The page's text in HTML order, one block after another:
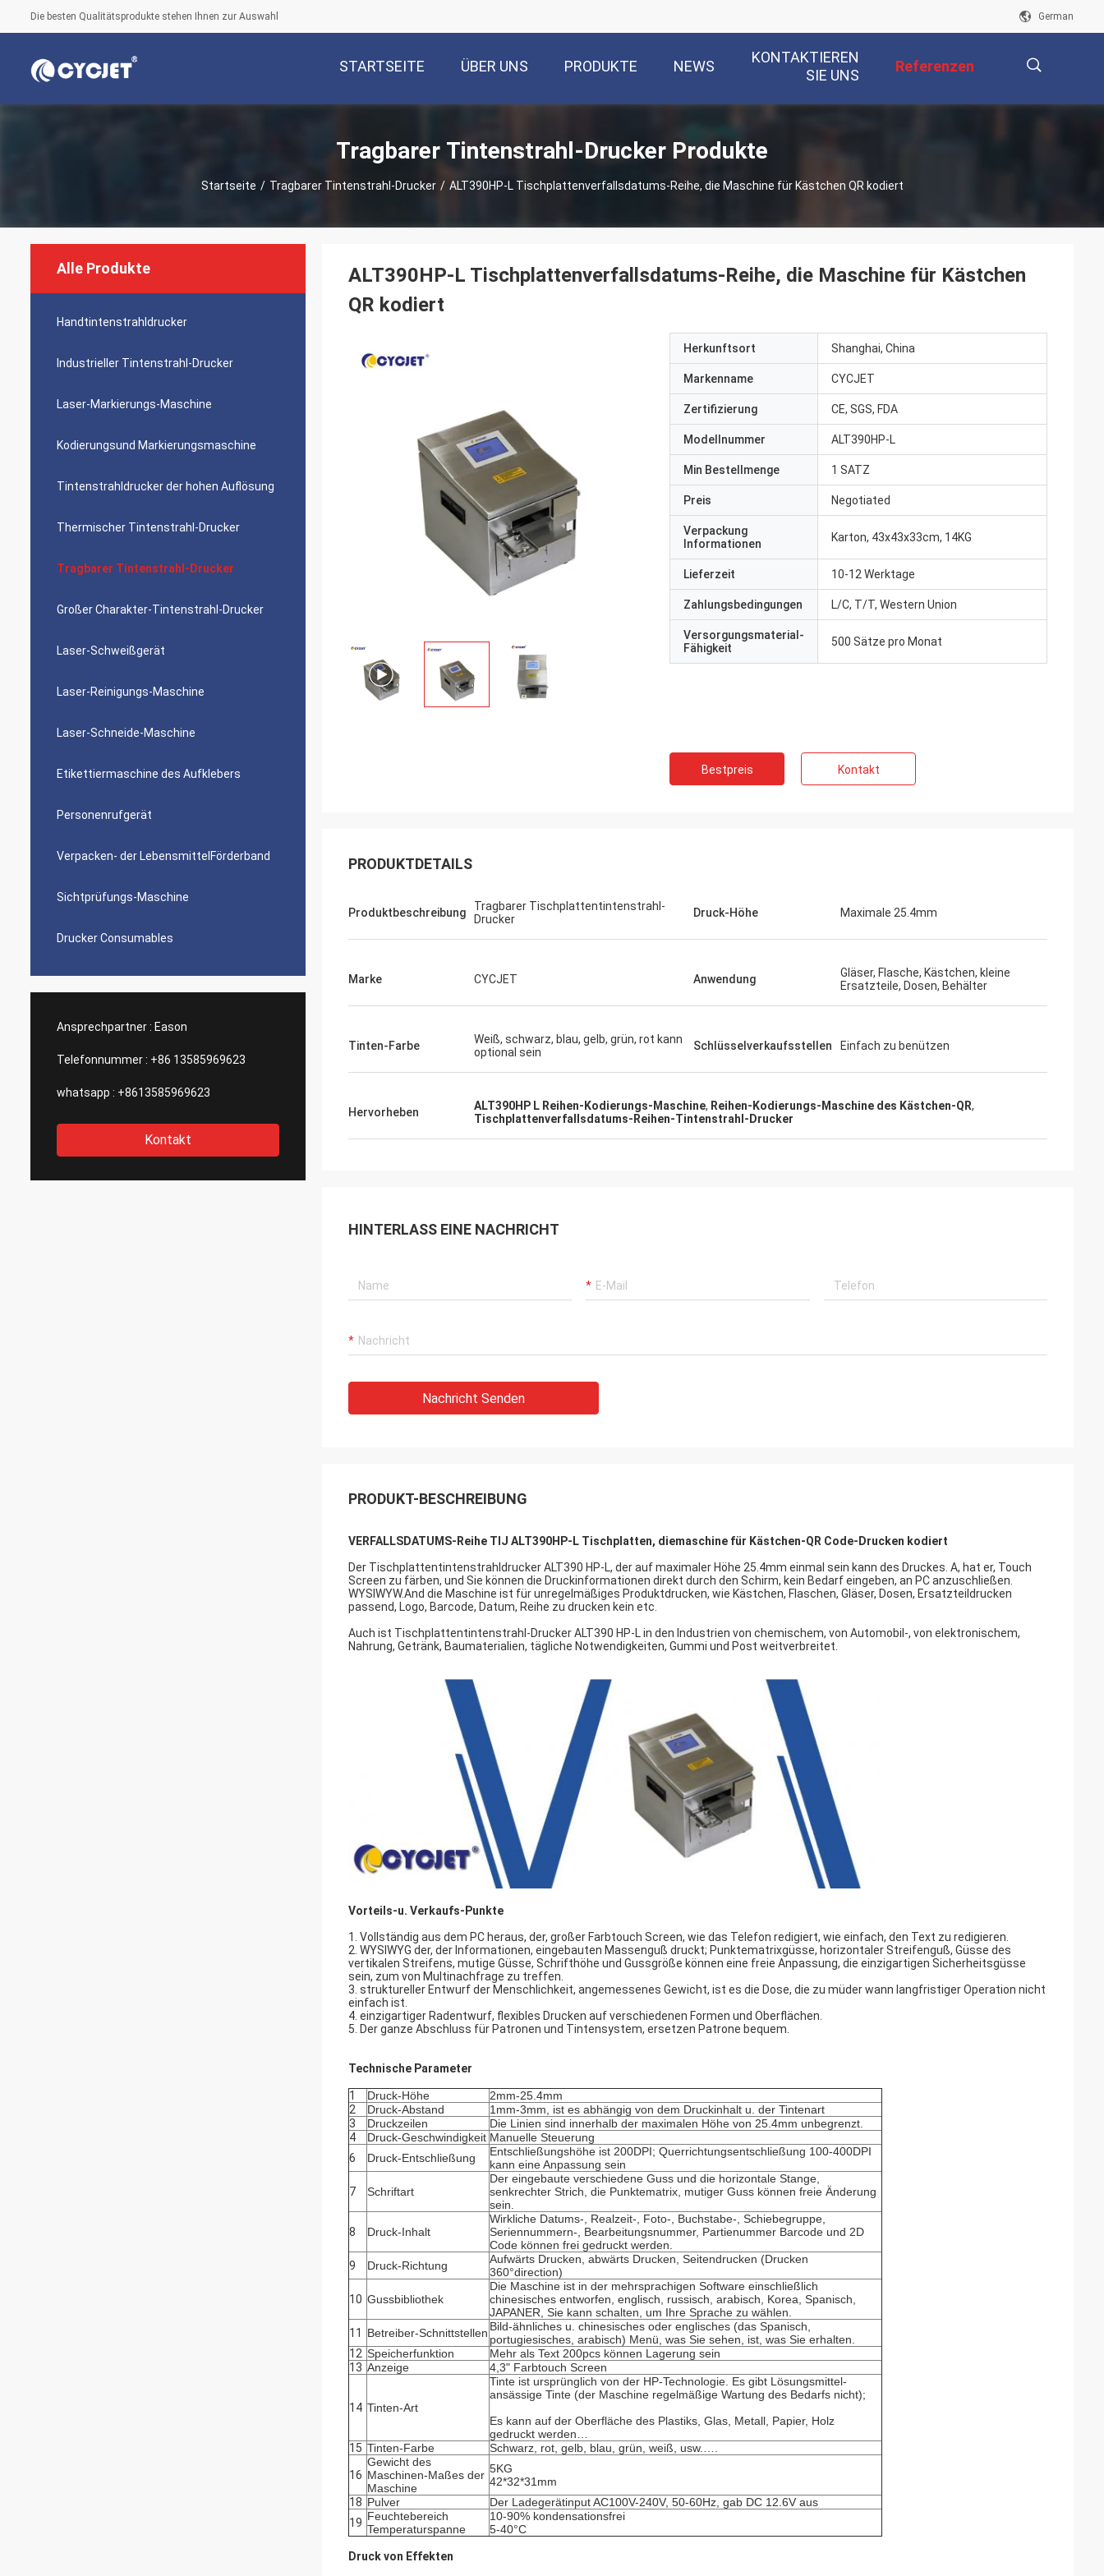
Die besten Qualitätsprodukte stehen Ihnen zur Auswahl German
STARTSEITE ÜBER UNS PRODUKTE NEWS
KONTAKTIEREN
SIE UNS
Referenzen
Tragbarer Tintenstrahl-Drucker Produkte
Startseite / Tragbarer Tintenstrahl-Drucker / ALT390HP-L Tischplattenverfallsdatums-Reihe, die Maschine für Kästchen QR kodiert
Alle Produkte
Handtintenstrahldrucker
Industrieller Tintenstrahl-Drucker
Laser-Markierungs-Maschine
Kodierungsund Markierungsmaschine
Tintenstrahldrucker der hohen Auflösung
Thermischer Tintenstrahl-Drucker
Tragbarer Tintenstrahl-Drucker
Großer Charakter-Tintenstrahl-Drucker
Laser-Schweißgerät
Laser-Reinigungs-Maschine
Laser-Schneide-Maschine
Etikettiermaschine des Aufklebers
Personenrufgerät
Verpacken- der LebensmittelFörderband
Sichtprüfungs-Maschine
Drucker Consumables
Ansprechpartner : Eason
Telefonnummer : +86 13585969623
whatsapp : +8613585969623
Kontakt
ALT390HP-L Tischplattenverfallsdatums-Reihe, die Maschine für Kästchen
QR kodiert
Herkunftsort Shanghai, China
Markenname CYCJET
Zertifizierung CE, SGS, FDA
Modellnummer ALT390HP-L
Min Bestellmenge 1 SATZ
Preis Negotiated
Verpackung
Informationen
Karton, 43x43x33cm, 14KG
Lieferzeit 10-12 Werktage
Zahlungsbedingungen L/C, T/T, Western Union
Versorgungsmaterial-
Fähigkeit
500 Sätze pro Monat
Bestpreis Kontakt
PRODUKTDETAILS
Produktbeschreibung
Tragbarer Tischplattentintenstrahl-
Drucker
Druck-Höhe Maximale 25.4mm
Marke CYCJET Anwendung
Gläser, Flasche, Kästchen, kleine
Ersatzteile, Dosen, Behälter
Tinten-Farbe
Weiß, schwarz, blau, gelb, grün, rot kann
optional sein
Schlüsselverkaufsstellen Einfach zu benützen
Hervorheben ALT390HP L Reihen-Kodierungs-Maschine, Reihen-Kodierungs-Maschine des Kästchen-QR,
Tischplattenverfallsdatums-Reihen-Tintenstrahl-Drucker
HINTERLASS EINE NACHRICHT
Nachricht Senden
PRODUKT-BESCHREIBUNG
VERFALLSDATUMS-Reihe TIJ ALT390HP-L Tischplatten, diemaschine für Kästchen-QR Code-Drucken kodiert
Der Tischplattentintenstrahldrucker ALT390 HP-L, der auf maximaler Höhe 25.4mm einmal sein kann des Druckes. A, hat er, Touch
Screen zu färben, und Sie können die Druckinformationen direkt durch den Schirm, kein Bedarf eingeben, an PC anzuschließen.
WYSIWYW.And die Maschine ist für unregelmäßiges Produktdrucken, wie Kästchen, Flaschen, Gläser, Dosen, Ersatzteildrucken
passend, Logo, Barcode, Datum, Reihe zu drucken kein etc.
Auch ist Tischplattentintenstrahl-Drucker ALT390 HP-L in den Industrien von chemischem, von Automobil-, von elektronischem,
Nahrung, Getränk, Baumaterialien, tägliche Notwendigkeiten, Gummi und Post weitverbreitet.
Vorteils-u. Verkaufs-Punkte
1. Vollständig aus dem PC heraus, der, großer Farbtouch Screen, wie das Telefon redigiert, wie einfach, den Text zu redigieren.
2. WYSIWYG der, der Informationen, eingebauten Massenguß druckt; Punktematrixgüsse, horizontaler Streifenguß, Güsse des
vertikalen Streifens, mutige Güsse, Schrifthöhe und Gussgröße können eine freie Anpassung, die einzigartigen Sicherheitsgüsse
sein, zum von Multinachfrage zu treffen.
3. struktureller Entwurf der Menschlichkeit, angemessenes Gewicht, ist es die Dose, die zu müder wann langfristiger Operation nicht
einfach ist.
4. einzigartiger Radentwurf, flexibles Drucken auf verschiedenen Formen und Oberflächen.
5. Der ganze Abschluss für Patronen und Tintensystem, ersetzen Patrone bequem.
Technische Parameter
1 Druck-Höhe
2mm-25.4mm
2
Druck-Abstand
1mm-3mm, ist es abhängig von dem Druckinhalt u. der Tintenart
3
Druckzeilen
Die Linien sind innerhalb der maximalen Höhe von 25.4mm unbegrenzt.
4
Druck-Geschwindigkeit Manuelle Steuerung
6
Druck-Entschließung
Entschließungshöhe ist 200DPI; Querrichtungsentschließung 100-400DPI
kann eine Anpassung sein
7 Schriftart
Der eingebaute verschiedene Guss und die horizontale Stange,
senkrechter Strich, die Punktematrix, mutiger Guss können freie Änderung
sein.
8 Druck-Inhalt
Wirkliche Datums-, Realzeit-, Foto-, Buchstabe-, Schiebegruppe,
Seriennummern-, Bearbeitungsnummer, Partienummer Barcode und 2D
Code können frei gedruckt werden.
9
Druck-Richtung
Aufwärts Drucken, abwärts Drucken, Seitendrucken (Drucken
360°direction)
10 Gussbibliothek
Die Maschine ist in der mehrsprachigen Software einschließlich
chinesisches entworfen, englisch, russisch, arabisch, Korea, Spanisch,
JAPANER, Sie kann schalten, um Ihre Sprache zu wählen.
11
Betreiber-Schnittstellen Bild-ähnliches u. chinesisches oder englisches (das Spanisch,
portugiesisches, arabisch) Menü, was Sie sehen, ist, was Sie erhalten.
12 Speicherfunktion
Mehr als Text 200pcs können Lagerung sein
13 Anzeige 4,3" Farbtouch Screen
14 Tinten-Art
Tinte ist ursprünglich von der HP-Technologie. Es gibt Lösungsmittel-
ansässige Tinte (der Maschine regelmäßige Wartung des Bedarfs nicht);
Es kann auf der Oberfläche des Plastiks, Glas, Metall, Papier, Holz
gedruckt werden…
15 Tinten-Farbe Schwarz, rot, gelb, blau, grün, weiß, usw.….
16
Gewicht des
Maschinen-Maßes der
Maschine
5KG
42*32*31mm
18 Pulver
Der Ladegerätinput AC100V-240V, 50-60Hz, gab DC 12.6V aus
19 Feuchtebereich
Temperaturspanne
10-90% kondensationsfrei
5-40°C
Druck von Effekten